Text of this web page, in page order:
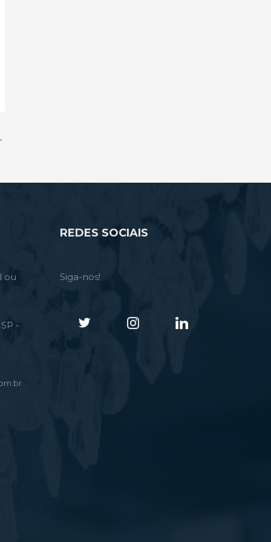
ou
-
REDES SOCIAIS
Siga-nos!